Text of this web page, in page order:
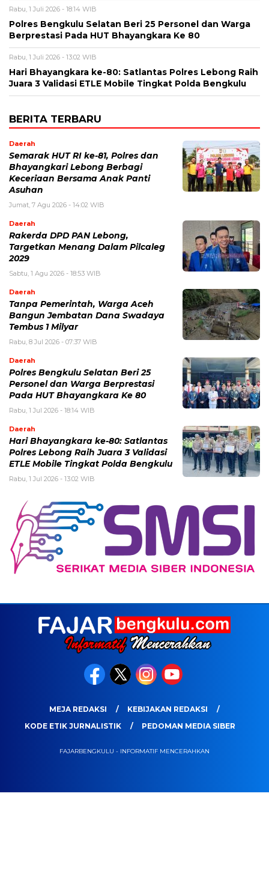
Rabu, 1 Juli 2026 - 18:14 WIB
Polres Bengkulu Selatan Beri 25 Personel dan Warga
Berprestasi Pada HUT Bhayangkara Ke 80
Rabu, 1 Juli 2026 - 13:02 WIB
Hari Bhayangkara ke-80: Satlantas Polres Lebong Raih
Juara 3 Validasi ETLE Mobile Tingkat Polda Bengkulu
BERITA TERBARU
Daerah
Semarak HUT RI ke-81, Polres dan
Bhayangkari Lebong Berbagi
Keceriaan Bersama Anak Panti
Asuhan
Jumat, 7 Agu 2026 - 14:02 WIB
Daerah
Rakerda DPD PAN Lebong,
Targetkan Menang Dalam Pilcaleg
2029
Sabtu, 1 Agu 2026 - 18:53 WIB
Daerah
Tanpa Pemerintah, Warga Aceh
Bangun Jembatan Dana Swadaya
Tembus 1 Milyar
Rabu, 8 Jul 2026 - 07:37 WIB
Daerah
Polres Bengkulu Selatan Beri 25
Personel dan Warga Berprestasi
Pada HUT Bhayangkara Ke 80
Rabu, 1 Jul 2026 - 18:14 WIB
Daerah
Hari Bhayangkara ke-80: Satlantas
Polres Lebong Raih Juara 3 Validasi
ETLE Mobile Tingkat Polda Bengkulu
Rabu, 1 Jul 2026 - 13:02 WIB
MEJA REDAKSI
KEBIJAKAN REDAKSI
KODE ETIK JURNALISTIK
PEDOMAN MEDIA SIBER
FAJARBENGKULU - INFORMATIF MENCERAHKAN